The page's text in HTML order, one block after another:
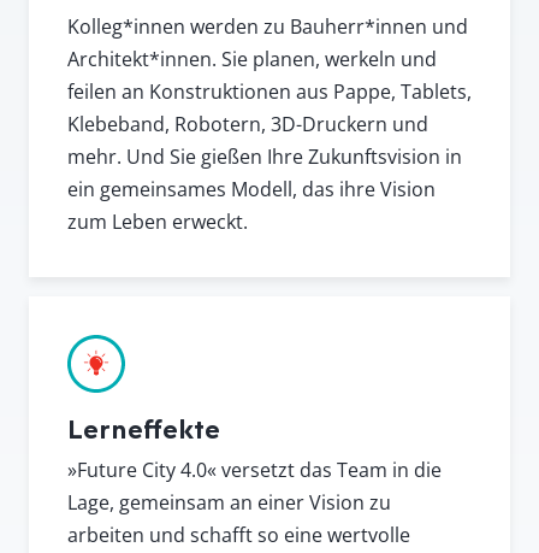
Kolleg*innen werden zu Bauherr*innen und
Architekt*innen. Sie planen, werkeln und
feilen an Konstruktionen aus Pappe, Tablets,
Klebeband, Robotern, 3D-Druckern und
mehr. Und Sie gießen Ihre Zukunftsvision in
ein gemeinsames Modell, das ihre Vision
zum Leben erweckt.
Lerneffekte
»Future City 4.0« versetzt das Team in die
Lage, gemeinsam an einer Vision zu
arbeiten und schafft so eine wertvolle